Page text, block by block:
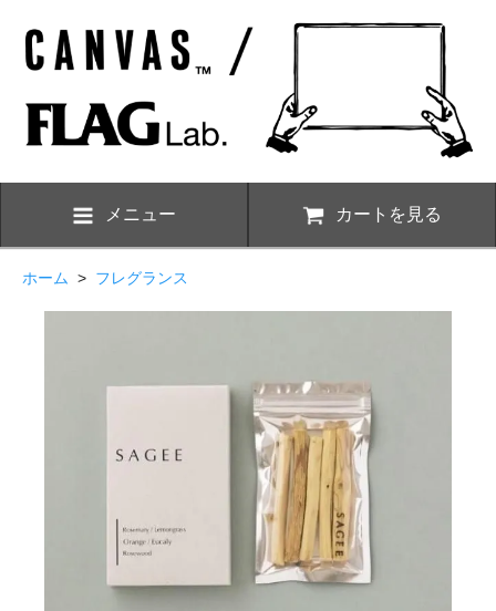
メニュー カートを見る
ホーム > フレグランス